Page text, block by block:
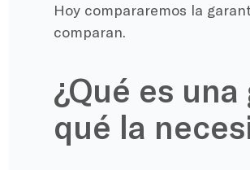
Hoy compararemos la
comparan.
¿Qué es
qué la